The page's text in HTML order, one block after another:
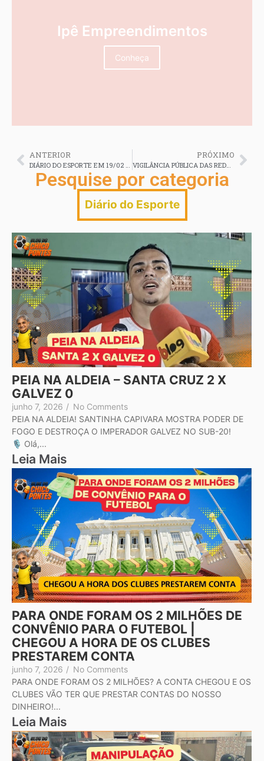
Ipê Empreendimentos
Conheça
ANTERIOR
DIÁRIO DO ESPORTE EM 19/02 2026
PRÓXIMO
VIGILÂNCIA PÚBLICA DAS REDES SOCIAIS E IMPRENSA NACIONAL CONTRA O VASCO DA GAMA, MANCHA A REPUTAÇÃO E JOGA O FUTEBOL ACREANO NA LAMA LÁ FORA
Pesquise por categoria
Diário do Esporte
PEIA NA ALDEIA – SANTA CRUZ 2 X
GALVEZ 0
junho 7, 2026 / No Comments
PEIA NA ALDEIA! SANTINHA CAPIVARA MOSTRA PODER DE
FOGO E DESTROÇA O IMPERADOR GALVEZ NO SUB-20!
🎙️ Olá,...
Leia Mais
PARA ONDE FORAM OS 2 MILHÕES DE
CONVÊNIO PARA O FUTEBOL |
CHEGOU A HORA DE OS CLUBES
PRESTAREM CONTA
junho 7, 2026 / No Comments
PARA ONDE FORAM OS 2 MILHÕES? A CONTA CHEGOU E OS
CLUBES VÃO TER QUE PRESTAR CONTAS DO NOSSO
DINHEIRO!...
Leia Mais